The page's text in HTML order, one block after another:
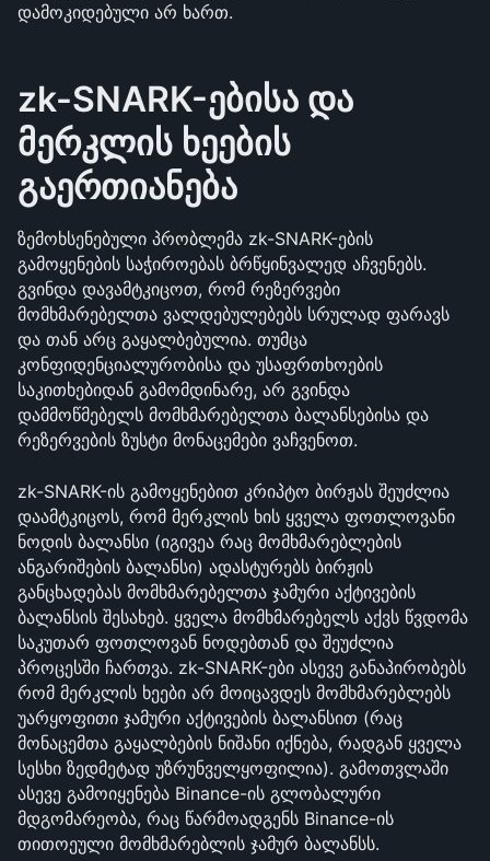
დამოკიდებული არ ხართ.
zk-SNARK-ებისა და
მერკლის ხეების
გაერთიანება
ზემოხსენებული პრობლემა zk-SNARK-ების
გამოყენების საჭიროებას ბრწყინვალედ აჩვენებს.
გვინდა დავამტკიცოთ, რომ რეზერვები
მომხმარებელთა ვალდებულებებს სრულად ფარავს
და თან არც გაყალბებულია. თუმცა
კონფიდენციალურობისა და უსაფრთხოების
საკითხებიდან გამომდინარე, არ გვინდა
დამმოწმებელს მომხმარებელთა ბალანსებისა და
რეზერვების ზუსტი მონაცემები ვაჩვენოთ.
zk-SNARK-ის გამოყენებით კრიპტო ბირჟას შეუძლია
დაამტკიცოს, რომ მერკლის ხის ყველა ფოთლოვანი
ნოდის ბალანსი (იგივეა რაც მომხმარებლების
ანგარიშების ბალანსი) ადასტურებს ბირჟის
განცხადებას მომხმარებელთა ჯამური აქტივების
ბალანსის შესახებ. ყველა მომხმარებელს აქვს წვდომა
საკუთარ ფოთლოვან ნოდებთან და შეუძლია
პროცესში ჩართვა. zk-SNARK-ები ასევე განაპირობებს
რომ მერკლის ხეები არ მოიცავდეს მომხმარებლებს
უარყოფითი ჯამური აქტივების ბალანსით (რაც
მონაცემთა გაყალბების ნიშანი იქნება, რადგან ყველა
სესხი ზედმეტად უზრუნველყოფილია). გამოთვლაში
ასევე გამოიყენება Binance-ის გლობალური
მდგომარეობა, რაც წარმოადგენს Binance-ის
თითოეული მომხმარებლის ჯამურ ბალანსს.